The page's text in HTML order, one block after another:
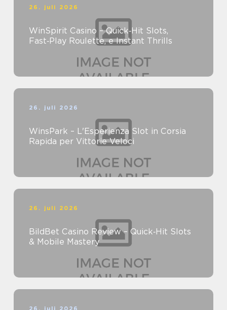
26. juli 2026
WinSpirit Casino – Quick‑Hit Slots,
Fast‑Play Roulette, e Instant Thrills
26. juli 2026
WinsPark – L'Esperienza Slot in Corsia
Rapida per Vittorie Veloci
26. juli 2026
BildBet Casino Review – Quick‑Hit Slots
& Mobile Mastery